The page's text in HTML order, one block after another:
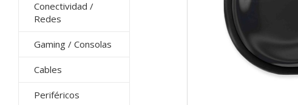
Conectividad /
Redes
Gaming / Consolas
Cables
Periféricos